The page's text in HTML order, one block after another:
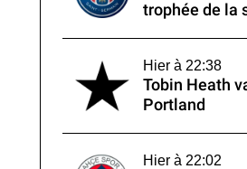
trophée de la
Hier à 22:38
Tobin Heath
Portland
Hier à 22:02